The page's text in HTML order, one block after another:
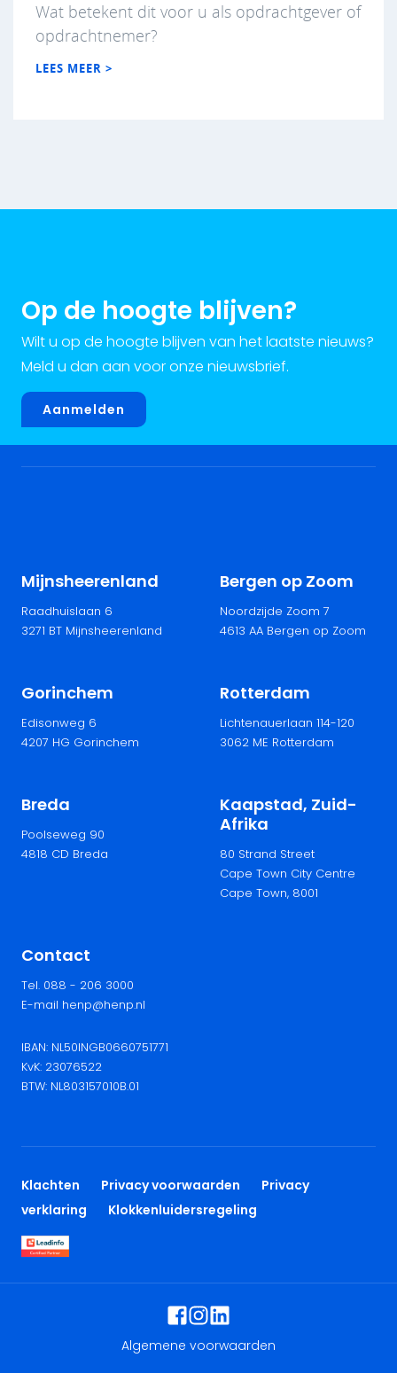
Wat betekent dit voor u als opdrachtgever of
opdrachtnemer?
LEES MEER >
Op de hoogte blijven?
Wilt u op de hoogte blijven van het laatste nieuws?
Meld u dan aan voor onze nieuwsbrief.
Aanmelden
Mijnsheerenland
Raadhuislaan 6
3271 BT Mijnsheerenland
Bergen op Zoom
Noordzijde Zoom 7
4613 AA Bergen op Zoom
Gorinchem
Edisonweg 6
4207 HG Gorinchem
Rotterdam
Lichtenauerlaan 114-120
3062 ME Rotterdam
Breda
Poolseweg 90
4818 CD Breda
Kaapstad, Zuid-
Afrika
80 Strand Street
Cape Town City Centre
Cape Town, 8001
Contact
Tel. 088 - 206 3000
E-mail henp@henp.nl
IBAN: NL50INGB0660751771
KvK: 23076522
BTW: NL803157010B.01
Klachten Privacy voorwaarden
Privacy
verklaring
Klokkenluidersregeling
Algemene voorwaarden